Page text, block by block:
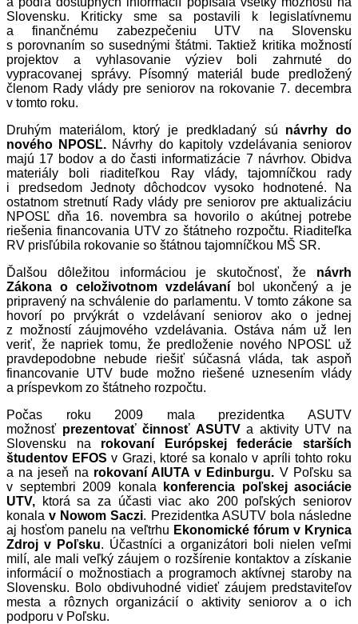
Slovensku. Kriticky sme sa postavili k legislatívnemu
a finančnému zabezpečeniu UTV na Slovensku
s porovnaním so susednými štátmi. Taktiež kritika možností
projektov a vyhlasovanie výziev boli zahrnuté do
vypracovanej správy. Písomný materiál bude predložený
členom Rady vlády pre seniorov na rokovanie 7. decembra
v tomto roku.
Druhým materiálom, ktorý je predkladaný sú návrhy do
nového NPOSĽ. Návrhy do kapitoly vzdelávania seniorov
majú 17 bodov a do časti informatizácie 7 návrhov. Obidva
materiály boli riaditeľkou Ray vlády, tajomníčkou rady
i predsedom Jednoty dôchodcov vysoko hodnotené. Na
ostatnom stretnutí Rady vlády pre seniorov pre aktualizáciu
NPOSĽ dňa 16. novembra sa hovorilo o akútnej potrebe
riešenia financovania UTV zo štátneho rozpočtu. Riaditeľka
RV prisľúbila rokovanie so štátnou tajomníčkou MŠ SR.
Ďalšou dôležitou informáciou je skutočnosť, že návrh
Zákona o celoživotnom vzdelávaní bol ukončený a je
pripravený na schválenie do parlamentu. V tomto zákone sa
hovorí po prvýkrát o vzdelávaní seniorov ako o jednej
z možností záujmového vzdelávania. Ostáva nám už len
veriť, že napriek tomu, že predloženie nového NPOSĽ už
pravdepodobne nebude riešiť súčasná vláda, tak aspoň
financovanie UTV bude možno riešené uznesením vlády
a príspevkom zo štátneho rozpočtu.
Počas roku 2009 mala prezidentka ASUTV
možnosť prezentovať činnosť ASUTVa aktivity UTV na
Slovensku na rokovaní Európskej federácie starších
študentov EFOSv Grazi, ktoré sa konalo v apríli tohto roku
a na jeseň na rokovaní AIUTA v Edinburgu. V Poľsku sa
v septembri 2009 konala
konferencia poľskej asociácie
UTV, ktorá sa za účasti viac ako 200 poľských seniorov
konalav Nowom Saczi. Prezidentka ASUTV bola následne
aj hosťom panelu na veľtrhu Ekonomické fórum v Krynica
Zdroj v Poľsku. Účastníci a organizátori boli nielen veľmi
milí, ale mali veľký záujem o rozšírenie kontaktov a získanie
informácií o možnostiach a programoch aktívnej staroby na
Slovensku. Bolo obdivuhodné vidieť záujem predstaviteľov
mesta a rôznych organizácií o aktivity seniorov a o ich
podporu v Poľsku.